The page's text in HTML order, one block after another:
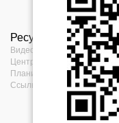
Ресурсы
Видео
Центр загрузок
Планировщик проектов
Ссылки по проекту